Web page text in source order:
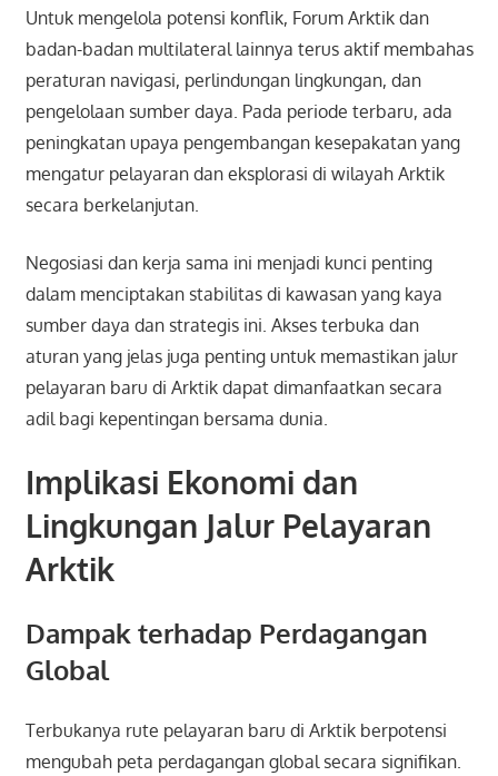
Untuk mengelola potensi konflik, Forum Arktik dan
badan-badan multilateral lainnya terus aktif membahas
peraturan navigasi, perlindungan lingkungan, dan
pengelolaan sumber daya. Pada periode terbaru, ada
peningkatan upaya pengembangan kesepakatan yang
mengatur pelayaran dan eksplorasi di wilayah Arktik
secara berkelanjutan.
Negosiasi dan kerja sama ini menjadi kunci penting
dalam menciptakan stabilitas di kawasan yang kaya
sumber daya dan strategis ini. Akses terbuka dan
aturan yang jelas juga penting untuk memastikan jalur
pelayaran baru di Arktik dapat dimanfaatkan secara
adil bagi kepentingan bersama dunia.
Implikasi Ekonomi dan
Lingkungan Jalur Pelayaran
Arktik
Dampak terhadap Perdagangan
Global
Terbukanya rute pelayaran baru di Arktik berpotensi
mengubah peta perdagangan global secara signifikan.